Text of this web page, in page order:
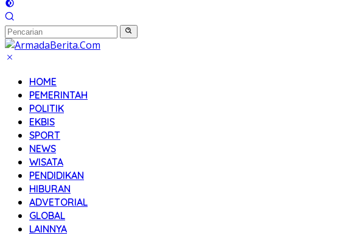
HOME
PEMERINTAH
POLITIK
EKBIS
SPORT
NEWS
WISATA
PENDIDIKAN
HIBURAN
ADVETORIAL
GLOBAL
LAINNYA